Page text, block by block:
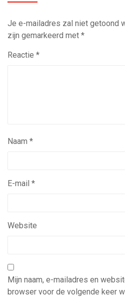
Je e-mailadres zal niet getoond
zijn gemarkeerd met *
Reactie *
Naam *
E-mail *
Website
Mijn naam, e-mailadres en
browser voor de volgende keer